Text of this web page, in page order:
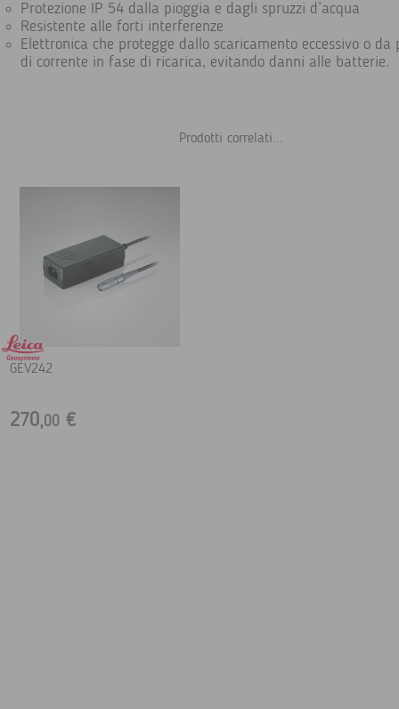
Protezione IP 54 dalla pioggia e dagli spruzzi d’acqua
Resistente alle forti interferenze
Elettronica che protegge dallo scaricamento eccessivo o da
di corrente in fase di ricarica, evitando danni alle batterie.
Prodotti correlati...
GEV242
270,00 €